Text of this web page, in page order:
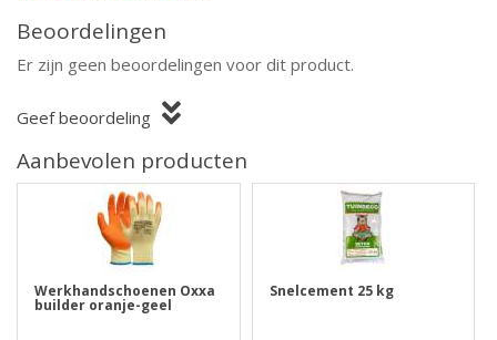
Beoordelingen
Er zijn geen beoordelingen voor dit product.
Geef beoordeling
Aanbevolen producten
Werkhandschoenen Oxxa
builder oranje-geel
Snelcement 25 kg